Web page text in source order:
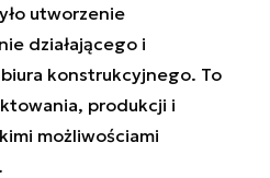
utworzenie
działającego i
konstrukcyjnego. To
produkcji i
możliwościami